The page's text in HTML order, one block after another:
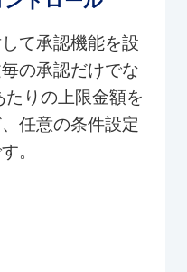
て承認機能を設
の承認だけでな
たりの上限金額を
任意の条件設定
。